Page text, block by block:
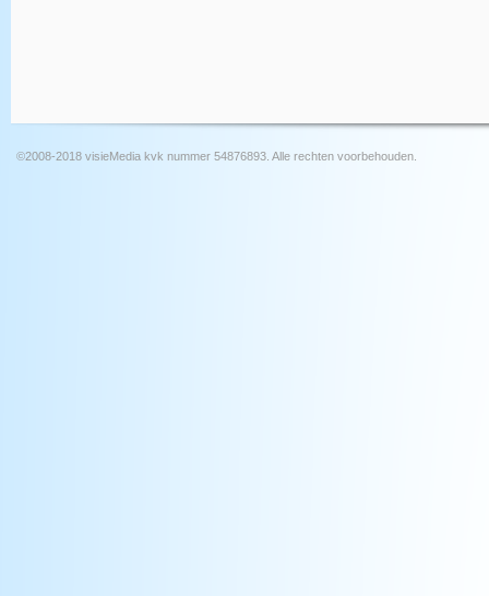
©2008-2018 visieMedia kvk nummer 54876893. Alle rechten voorbehouden.